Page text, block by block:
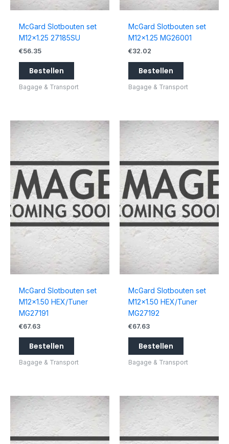
McGard Slotbouten set
M12x1.25 27185SU
€56.35
Bestellen
Bagage & Transport
McGard Slotbouten set
M12x1.25 MG26001
€32.02
Bestellen
Bagage & Transport
McGard Slotbouten set
M12x1.50 HEX/Tuner
MG27191
€67.63
Bestellen
Bagage & Transport
McGard Slotbouten set
M12x1.50 HEX/Tuner
MG27192
€67.63
Bestellen
Bagage & Transport